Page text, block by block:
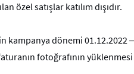
özel satışlar katılım dışıdır.
kampanya dönemi 01.12.2022
fotoğrafının